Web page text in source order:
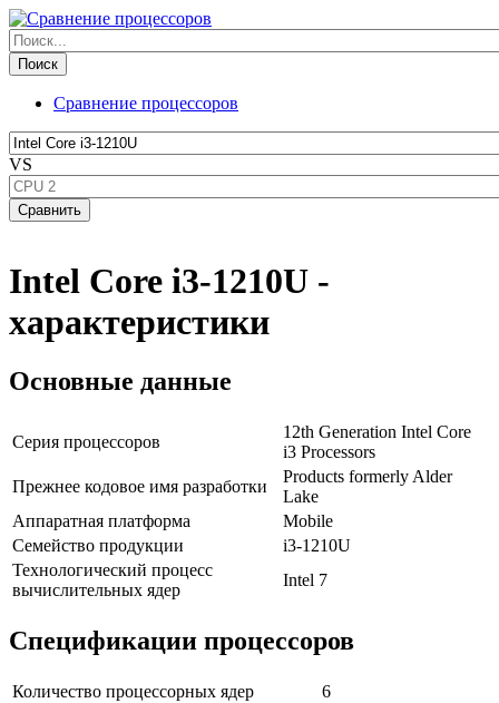
Сравнение процессоров
VS
Intel Core i3-1210U -
характеристики
Основные данные
Серия процессоров
12th Generation Intel Core
i3 Processors
Прежнее кодовое имя разработки
Products formerly Alder
Lake
Аппаратная платформа
Mobile
Семейство продукции
i3-1210U
Технологический процесс
вычислительных ядер
Intel 7
Спецификации процессоров
Количество процессорных ядер
6